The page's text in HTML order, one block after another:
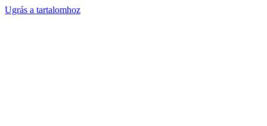
Ugrás a tartalomhoz